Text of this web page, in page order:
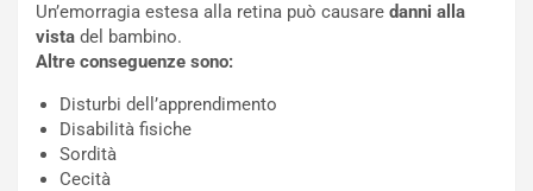
Un’emorragia estesa alla retina può causare danni alla
vista del bambino.
Altre conseguenze sono:
Disturbi dell’apprendimento
Disabilità fisiche
Sordità
Cecità